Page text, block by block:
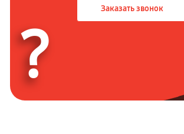
Заказать звонок
?